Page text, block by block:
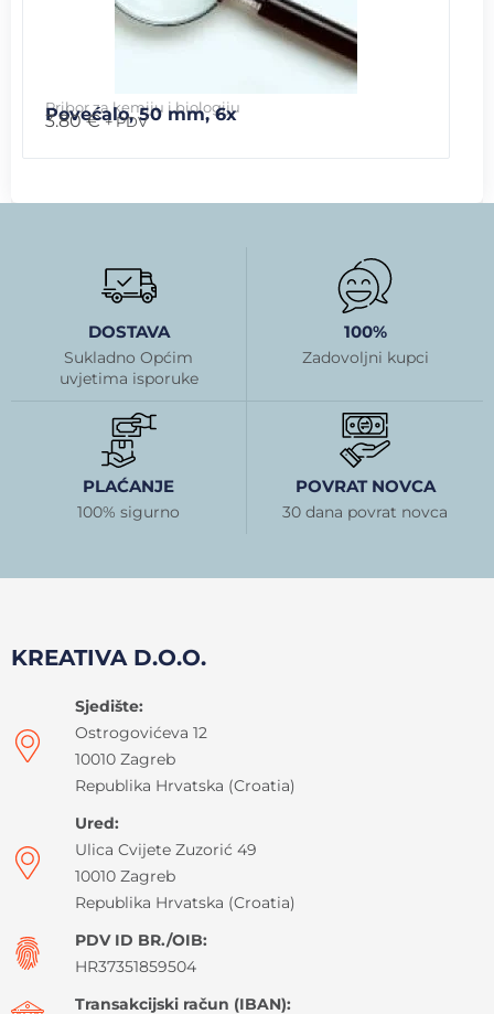
Pribor za kemiju i biologiju
Povećalo, 50 mm, 6x
3.80€ + PDV
DOSTAVA
Sukladno Općim
uvjetima isporuke
100%
Zadovoljni kupci
PLAĆANJE
100% sigurno
POVRAT NOVCA
30 dana povrat novca
KREATIVA D.O.O.
Sjedište:
Ostrogovićeva 12
10010 Zagreb
Republika Hrvatska (Croatia)
Ured:
Ulica Cvijete Zuzorić 49
10010 Zagreb
Republika Hrvatska (Croatia)
PDV ID BR./OIB:
HR37351859504
Transakcijski račun (IBAN):